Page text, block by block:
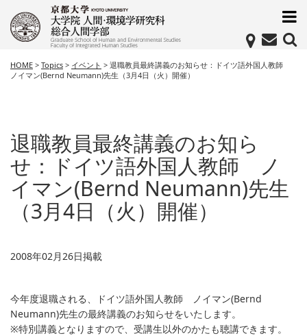
HOME > Topics > イベント > 退職教員最終講義のお知らせ：ドイツ語外国人教師
ノイマン(Bernd Neumann)先生（3月4日（火）開催）
退職教員最終講義のお知ら
せ：ドイツ語外国人教師 ノ
イマン(Bernd Neumann)先生
（3月4日（火）開催）
2008年02月26日掲載
今年度退職される、ドイツ語外国人教師 ノイマン(Bernd
Neumann)先生の最終講義のお知らせをいたします。
※特別講義となりますので、受講生以外のかたも聴講できます。